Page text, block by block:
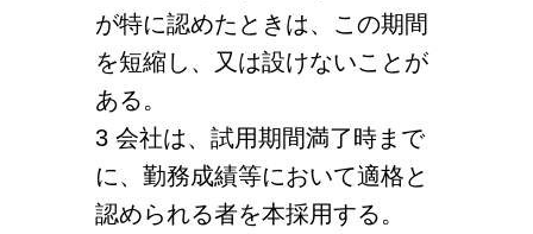
が特に認めたときは、この期間
を短縮し、又は設けないことが
ある。
3 会社は、試用期間満了時まで
に、勤務成績等において適格と
認められる者を本採用する。